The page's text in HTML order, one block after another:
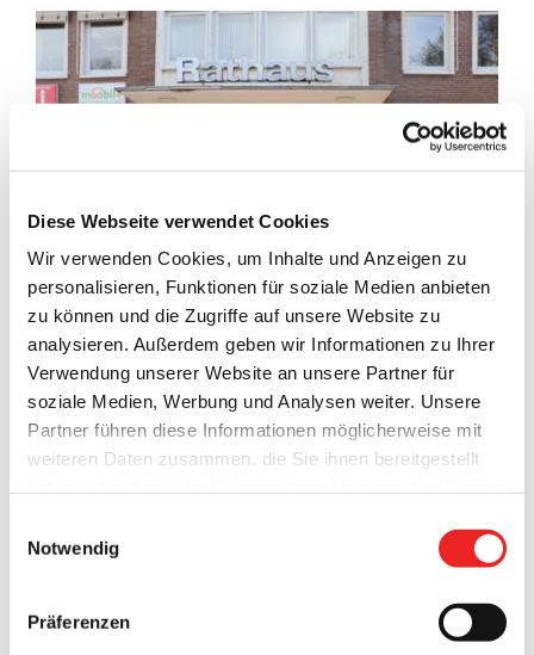
Diese Webseite verwendet Cookies
Wir verwenden Cookies, um Inhalte und Anzeigen zu
personalisieren, Funktionen für soziale Medien anbieten
zu können und die Zugriffe auf unsere Website zu
analysieren. Außerdem geben wir Informationen zu Ihrer
Verwendung unserer Website an unsere Partner für
soziale Medien, Werbung und Analysen weiter. Unsere
Partner führen diese Informationen möglicherweise mit
weiteren Daten zusammen, die Sie ihnen bereitgestellt
werden auch bei der Auswahl von
gesetzt.
Notwendig
Präferenzen
Zeige
grösseres
Bild
Ihr 25-jähriges Dienstjubiläum feierten nun Anna Benz und
Gerlinde Düllmann. Bürgermeister Nils Anhuth,
Personalsachbearbeiterin Jacqueline Faust und der
Vorsitzende des Personalrates, Armin Flügge, sagten
Bürgermeister Nils Anhuth erklärt: „Aufgrund von Corona
Frau Benz und Frau Düllmann nach. Beide sind seit Sommer